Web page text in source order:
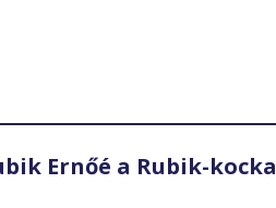
Ernőé a Rubik-kocka